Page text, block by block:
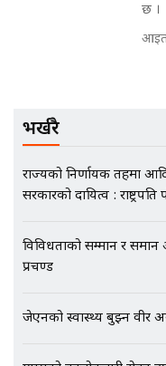
छ ।
भर्खरै
राज्यको निर्णायक तहमा
सरकारको दायित्व : राष्ट्रपति
विविधताको सम्मान र समान
प्रचण्ड
जेएनको स्वास्थ्य बुझ्न वीर